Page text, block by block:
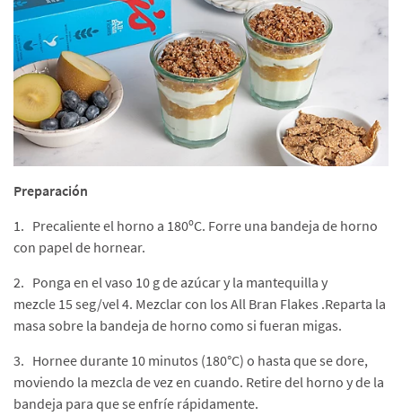
Preparación
1. Precaliente el horno a 180ºC. Forre una bandeja de horno
con papel de hornear.
2. Ponga en el vaso 10 g de azúcar y la mantequilla y
mezcle 15 seg/vel 4. Mezclar con los All Bran Flakes .Reparta la
masa sobre la bandeja de horno como si fueran migas.
3. Hornee durante 10 minutos (180°C) o hasta que se dore,
moviendo la mezcla de vez en cuando. Retire del horno y de la
bandeja para que se enfríe rápidamente.